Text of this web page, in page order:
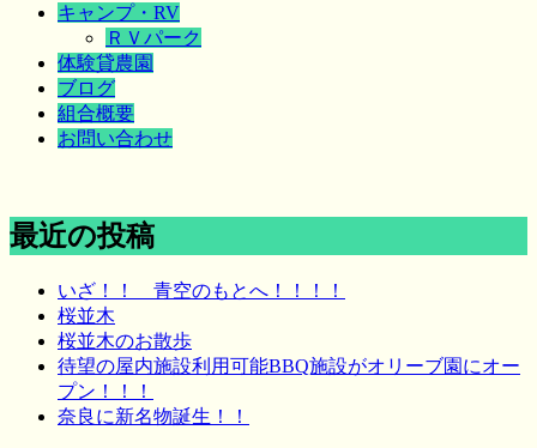
キャンプ・RV
ＲＶパーク
体験貸農園
ブログ
組合概要
お問い合わせ
最近の投稿
いざ！！ 青空のもとへ！！！！
桜並木
桜並木のお散歩
待望の屋内施設利用可能BBQ施設がオリーブ園にオー
プン！！！
奈良に新名物誕生！！